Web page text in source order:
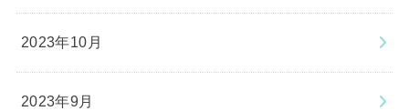
2023年10月
2023年9月